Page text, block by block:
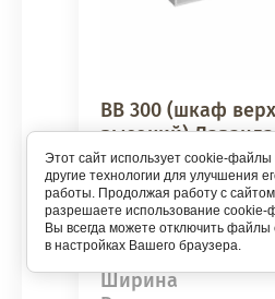
ВВ 300 (шкаф
высокий)
Аленушка
Сравнить
Ширина
Этот сайт использует cookie-файлы
другие технологии для улучшения
работы. Продолжая работу с
разрешаете использование cookie-
Вы всегда можете отключить файлы
в настройках Вашего браузера.